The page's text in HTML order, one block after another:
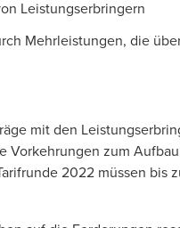
Leistungserbringern
Mehrleistungen, die
mit den
Vorkehrungen zum
2022 müssen bis